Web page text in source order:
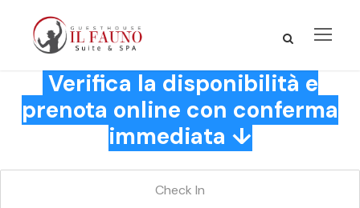
Verifica la disponibilità e
prenota online con conferma
immediata ↓